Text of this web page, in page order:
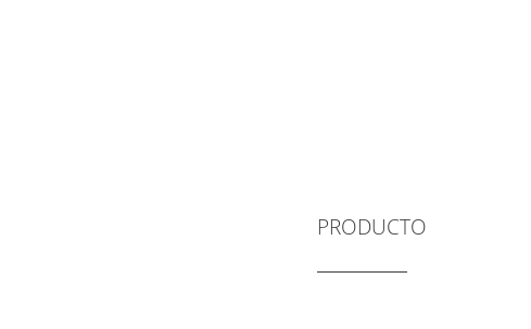
PRODUCTO